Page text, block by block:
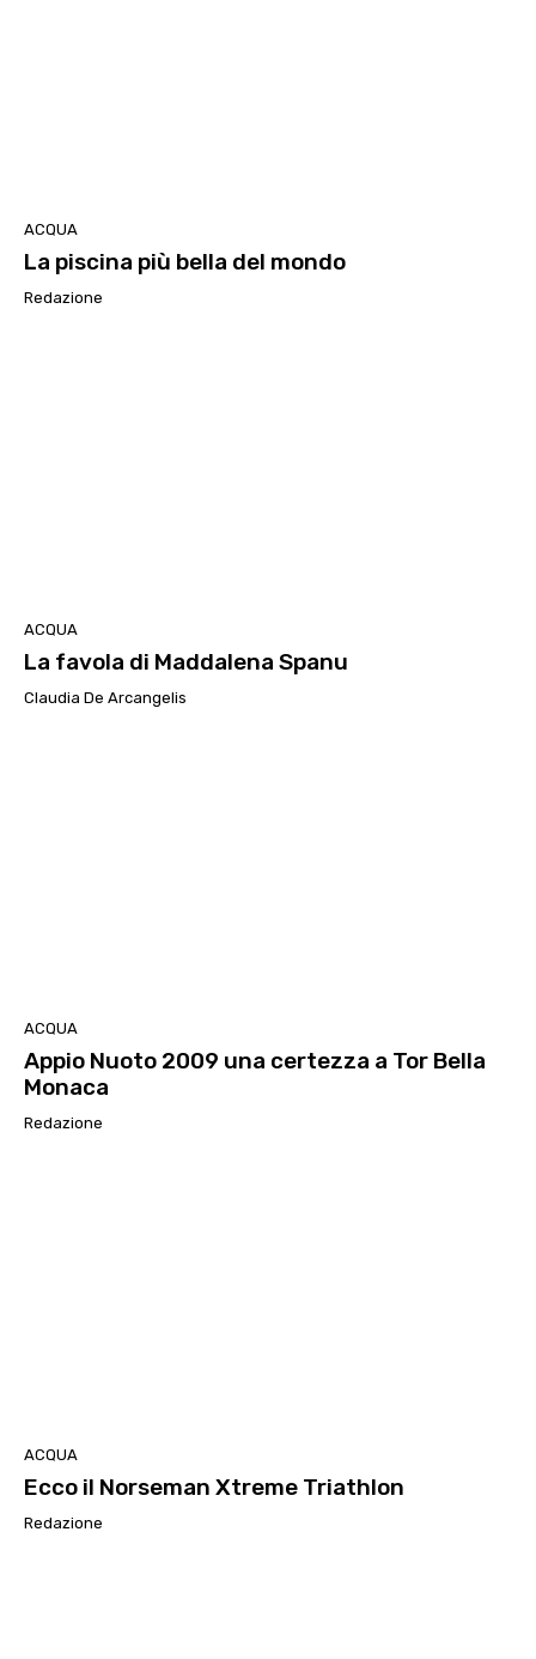
ACQUA
La piscina più bella del mondo
Redazione
ACQUA
La favola di Maddalena Spanu
Claudia De Arcangelis
ACQUA
Appio Nuoto 2009 una certezza a Tor Bella
Monaca
Redazione
ACQUA
Ecco il Norseman Xtreme Triathlon
Redazione